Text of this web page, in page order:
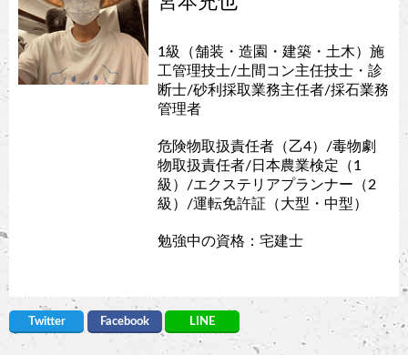
1級（舗装・造園・建築・土木）施
工管理技士/土間コン主任技士・診
断士/砂利採取業務主任者/採石業務
管理者
危険物取扱責任者（乙4）/毒物劇
物取扱責任者/日本農業検定（1
級）/エクステリアプランナー（2
級）/運転免許証（大型・中型）
勉強中の資格：宅建士
Twitter Facebook LINE